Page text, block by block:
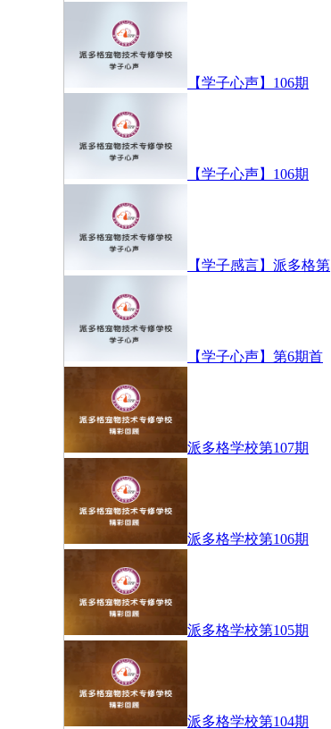
【学子心声】106期
【学子心声】106期
【学子感言】派多格第
【学子心声】第6期首
派多格学校第107期
派多格学校第106期
派多格学校第105期
派多格学校第104期